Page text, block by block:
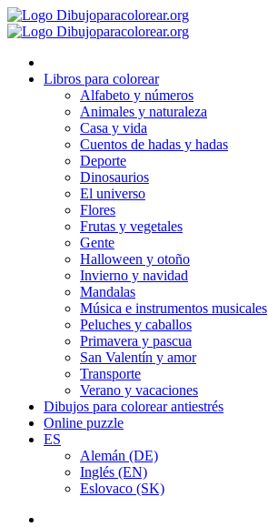
Ir
al
Libros para colorear
Alfabeto y números
Animales y naturaleza
Casa y vida
Cuentos de hadas y hadas
Deporte
Dinosaurios
El universo
Flores
Frutas y vegetales
Gente
Halloween y otoño
Invierno y navidad
Mandalas
Música e instrumentos musicales
Peluches y caballos
Primavera y pascua
San Valentín y amor
Transporte
Verano y vacaciones
Dibujos para colorear antiestrés
Online puzzle
ES
Alemán (DE)
Inglés (EN)
Eslovaco (SK)